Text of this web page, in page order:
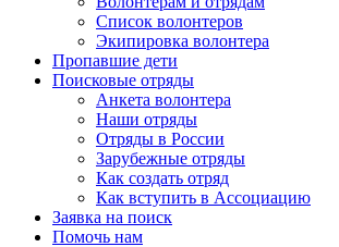
Список волонтеров
Экипировка волонтера
Пропавшие дети
Поисковые отряды
Анкета волонтера
Наши отряды
Отряды в России
Зарубежные отряды
Как создать отряд
Как вступить в Ассоциацию
Заявка на поиск
Помочь нам